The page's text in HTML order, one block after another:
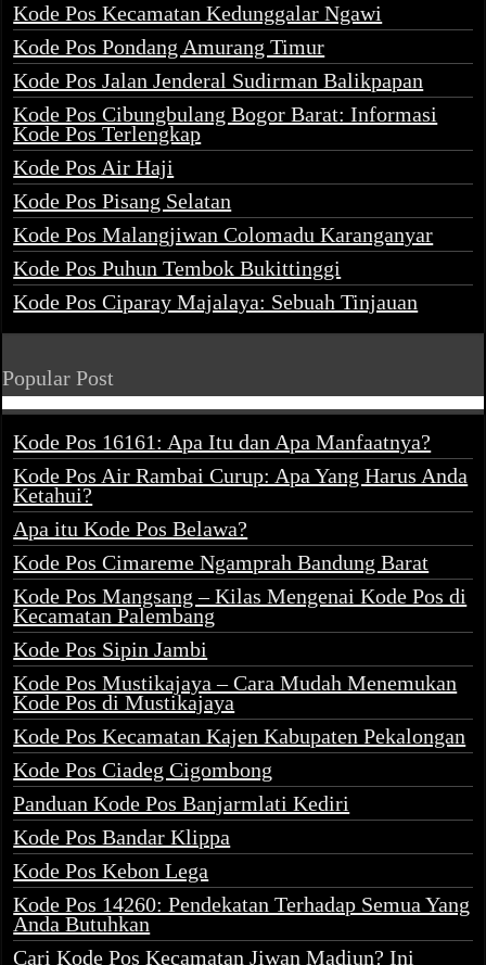
Kode Pos Kecamatan Kedunggalar Ngawi
Kode Pos Pondang Amurang Timur
Kode Pos Jalan Jenderal Sudirman Balikpapan
Kode Pos Cibungbulang Bogor Barat: Informasi
Kode Pos Terlengkap
Kode Pos Air Haji
Kode Pos Pisang Selatan
Kode Pos Malangjiwan Colomadu Karanganyar
Kode Pos Puhun Tembok Bukittinggi
Kode Pos Ciparay Majalaya: Sebuah Tinjauan
Popular Post
Kode Pos 16161: Apa Itu dan Apa Manfaatnya?
Kode Pos Air Rambai Curup: Apa Yang Harus Anda
Ketahui?
Apa itu Kode Pos Belawa?
Kode Pos Cimareme Ngamprah Bandung Barat
Kode Pos Mangsang – Kilas Mengenai Kode Pos di
Kecamatan Palembang
Kode Pos Sipin Jambi
Kode Pos Mustikajaya – Cara Mudah Menemukan
Kode Pos di Mustikajaya
Kode Pos Kecamatan Kajen Kabupaten Pekalongan
Kode Pos Ciadeg Cigombong
Panduan Kode Pos Banjarmlati Kediri
Kode Pos Bandar Klippa
Kode Pos Kebon Lega
Kode Pos 14260: Pendekatan Terhadap Semua Yang
Anda Butuhkan
Cari Kode Pos Kecamatan Jiwan Madiun? Ini